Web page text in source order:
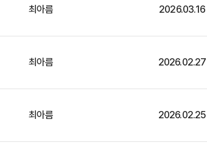
최아름 2026.03.16
최아름 2026.02.27
최아름 2026.02.25